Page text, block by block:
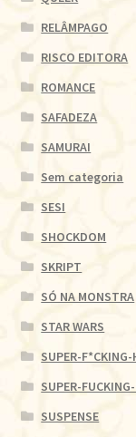
RELÂMPAGO
RISCO EDITORA
ROMANCE
SAFADEZA
SAMURAI
Sem categoria
SESI
SHOCKDOM
SKRIPT
SÓ NA MONSTRA
STAR WARS
SUPER-F*CKING-
SUPER-
SUSPENSE